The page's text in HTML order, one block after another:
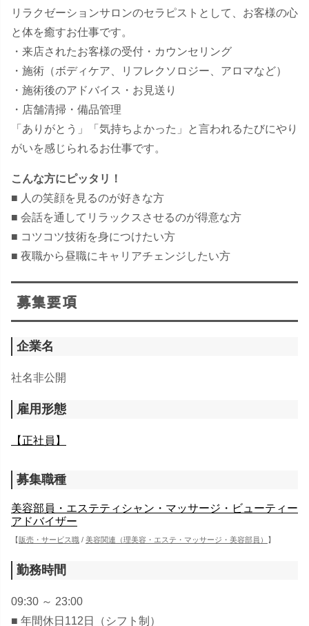
リラクゼーションサロンのセラピストとして、お客様の心
と体を癒すお仕事です。
・来店されたお客様の受付・カウンセリング
・施術（ボディケア、リフレクソロジー、アロマなど）
・施術後のアドバイス・お見送り
・店舗清掃・備品管理
「ありがとう」「気持ちよかった」と言われるたびにやり
がいを感じられるお仕事です。
こんな方にピッタリ！
■ 人の笑顔を見るのが好きな方
■ 会話を通してリラックスさせるのが得意な方
■ コツコツ技術を身につけたい方
■ 夜職から昼職にキャリアチェンジしたい方
募集要項
企業名
社名非公開
雇用形態
【正社員】
募集職種
美容部員・エステティシャン・マッサージ・ビューティー
アドバイザー
【販売・サービス職 / 美容関連（理美容・エステ・マッサージ・美容部員） 】
勤務時間
09:30 ～ 23:00
■ 年間休日112日（シフト制）